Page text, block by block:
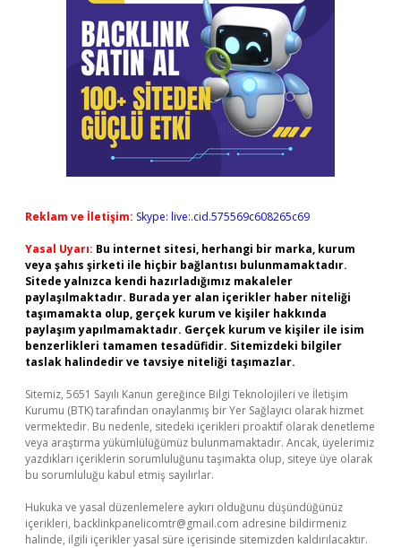
Reklam ve İletişim: Skype: live:.cid.575569c608265c69
Yasal Uyarı: Bu internet sitesi, herhangi bir marka, kurum
veya şahıs şirketi ile hiçbir bağlantısı bulunmamaktadır.
Sitede yalnızca kendi hazırladığımız makaleler
paylaşılmaktadır. Burada yer alan içerikler haber niteliği
taşımamakta olup, gerçek kurum ve kişiler hakkında
paylaşım yapılmamaktadır. Gerçek kurum ve kişiler ile isim
benzerlikleri tamamen tesadüfidir. Sitemizdeki bilgiler
taslak halindedir ve tavsiye niteliği taşımazlar.
Sitemiz, 5651 Sayılı Kanun gereğince Bilgi Teknolojileri ve İletişim
Kurumu (BTK) tarafından onaylanmış bir Yer Sağlayıcı olarak hizmet
vermektedir. Bu nedenle, sitedeki içerikleri proaktif olarak denetleme
veya araştırma yükümlülüğümüz bulunmamaktadır. Ancak, üyelerimiz
yazdıkları içeriklerin sorumluluğunu taşımakta olup, siteye üye olarak
bu sorumluluğu kabul etmiş sayılırlar.
Hukuka ve yasal düzenlemelere aykırı olduğunu düşündüğünüz
içerikleri, backlinkpanelicomtr@gmail.com adresine bildirmeniz
halinde, ilgili içerikler yasal süre içerisinde sitemizden kaldırılacaktır.